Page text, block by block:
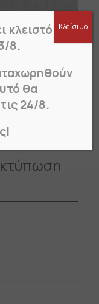
κλειστό από
8.
θα
24/8.
Κλείσιμο